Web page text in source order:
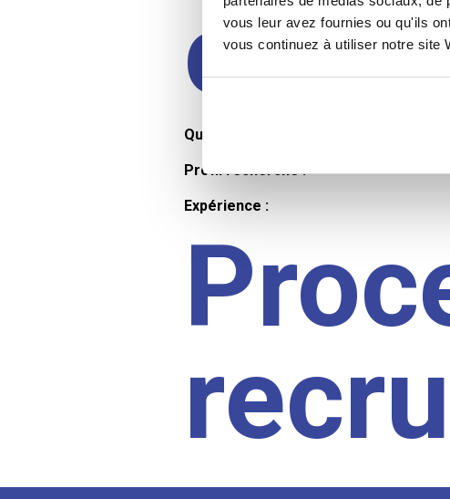
vous leur avez fournies ou qu'ils
vous continuez à utiliser notre site
Qualifications et diplômes :
Profil recherché :
Expérience :